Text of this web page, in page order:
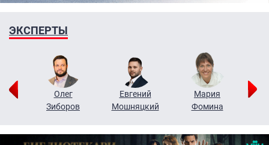
ЭКСПЕРТЫ
Олег
Зиборов
Евгений
Мошняцкий
Мария
Фомина